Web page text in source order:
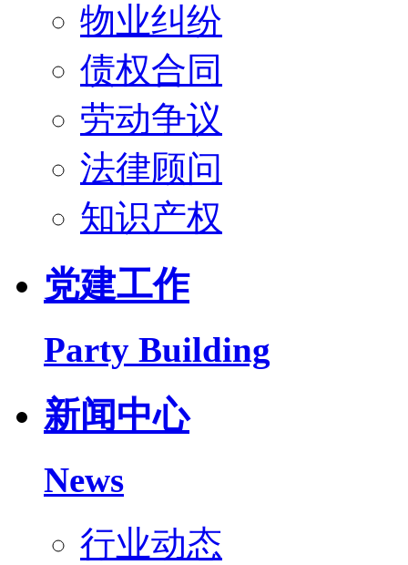
物业纠纷
债权合同
劳动争议
法律顾问
知识产权
党建工作
Party Building
新闻中心
News
行业动态